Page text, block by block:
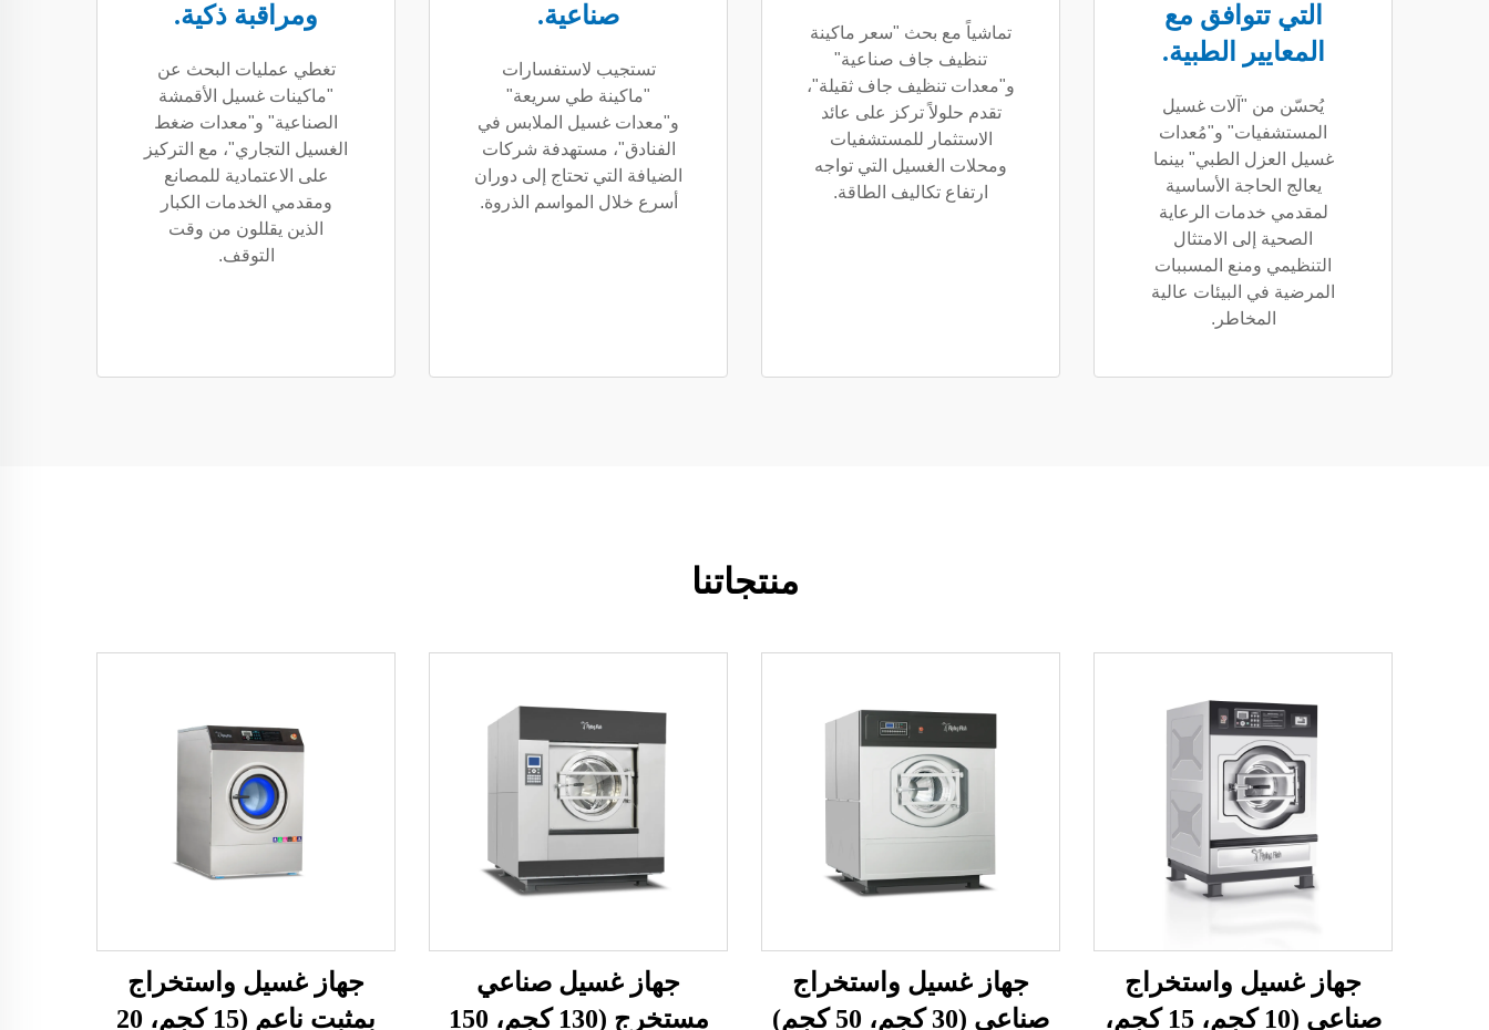
التي تتوافق مع
المعايير الطبية.
يُحسّن من "آلات غسيل
المستشفيات" و"مُعدات
غسيل العزل الطبي" بينما
يعالج الحاجة الأساسية
لمقدمي خدمات الرعاية
الصحية إلى الامتثال
التنظيمي ومنع المسببات
المرضية في البيئات عالية
المخاطر.
تماشياً مع بحث "سعر ماكينة
تنظيف جاف صناعية"
و"معدات تنظيف جاف ثقيلة"،
تقدم حلولاً تركز على عائد
الاستثمار للمستشفيات
ومحلات الغسيل التي تواجه
ارتفاع تكاليف الطاقة.
صناعية.
تستجيب لاستفسارات
"ماكينة طي سريعة"
و"معدات غسيل الملابس في
الفنادق"، مستهدفة شركات
الضيافة التي تحتاج إلى دوران
أسرع خلال المواسم الذروة.
ومراقبة ذكية.
تغطي عمليات البحث عن
"ماكينات غسيل الأقمشة
الصناعية" و"معدات ضغط
الغسيل التجاري"، مع التركيز
على الاعتمادية للمصانع
ومقدمي الخدمات الكبار
الذين يقللون من وقت
التوقف.
منتجاتنا
جهاز غسيل واستخراج
صناعي (10 كجم، 15 كجم،
جهاز غسيل واستخراج
صناعي (30 كجم، 50 كجم)
جهاز غسيل صناعي
مستخرج (130 كجم، 150
جهاز غسيل واستخراج
بمثبت ناعم (15 كجم، 20